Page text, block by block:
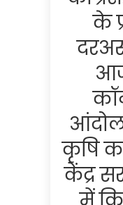
के
कृषि
केंद्र